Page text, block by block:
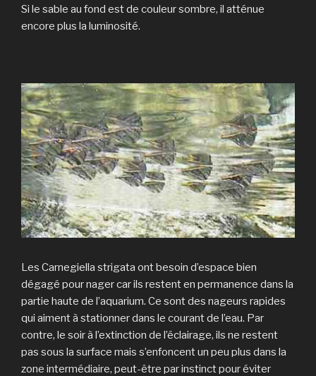
Si le sable au fond est de couleur sombre, il atténue
encore plus la luminosité.
Les Carnegiella strigata ont besoin d’espace bien
dégagé pour nager car ils restent en permanence dans la
partie haute de l’aquarium. Ce sont des nageurs rapides
qui aiment à stationner dans le courant de l’eau. Par
contre, le soir à l’extinction de l’éclairage, ils ne restent
pas sous la surface mais s’enfoncent un peu plus dans la
zone intermédiaire, peut-être par instinct pour éviter